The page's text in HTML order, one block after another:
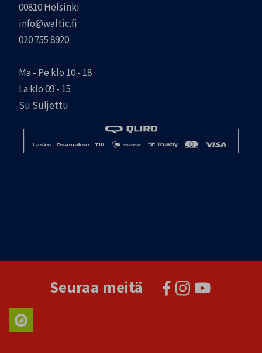
00810 Helsinki
info@waltic.fi
020 755 8920
Ma - Pe klo 10 - 18
La klo 09 - 15
Su Suljettu
Seuraa meitä